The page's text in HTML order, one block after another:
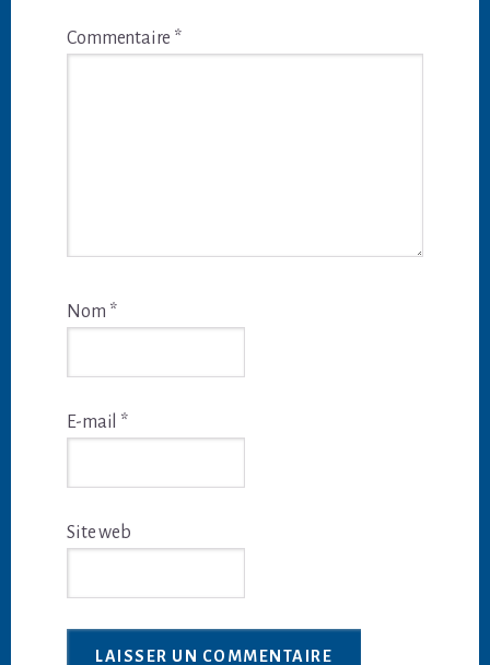
Commentaire *
Nom *
E-mail *
Site web